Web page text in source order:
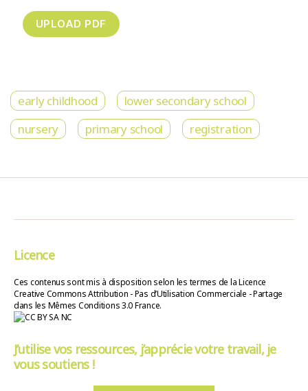
early childhood
lower secondary school
nursery
primary school registration
Licence
Ces contenus sont mis à disposition selon les termes de la Licence
Creative Commons Attribution - Pas d’Utilisation Commerciale - Partage
dans les Mêmes Conditions 3.0 France.
J’utilise vos ressources, j’apprécie votre travail, je
vous soutiens !